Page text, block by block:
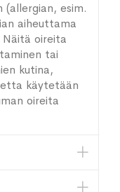
(allergian, esim.
aiheuttama
oireita
tai
kutina,
käytetään
oireita